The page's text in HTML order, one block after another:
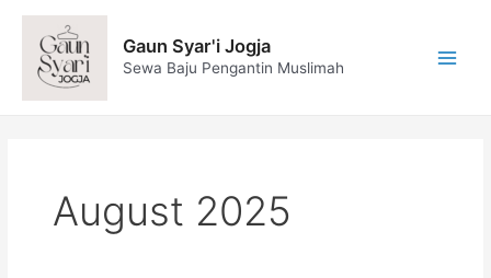
content
Gaun Syar'i Jogja
Sewa Baju Pengantin Muslimah
August 2025